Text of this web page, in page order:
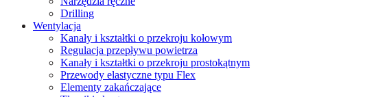
Drilling
Wentylacja
Kanały i kształtki o przekroju kołowym
Regulacja przepływu powietrza
Kanały i kształtki o przekroju prostokątnym
Przewody elastyczne typu Flex
Elementy zakańczające